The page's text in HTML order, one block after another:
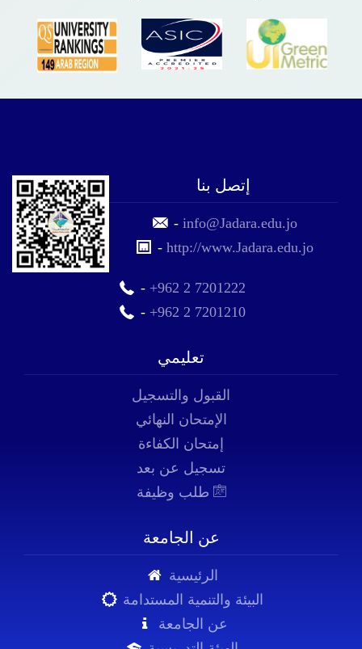
إتصل بنا
-info@Jadara.edu.jo
-http://www.Jadara.edu.jo
- +962 2 7201222
- +962 2 7201210
تعليمي
القبول والتسجيل
الإمتحان النهائي
إمتحان الكفاءة
تسجيل عن بعد
عن الجامعة
الرئيسية
البيئة والتنمية المستدامة
عن الجامعة